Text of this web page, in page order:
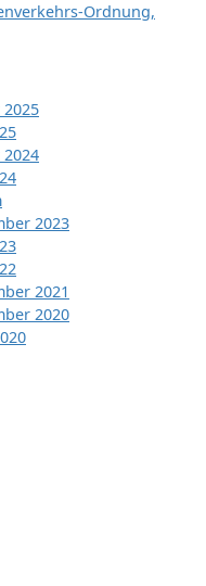
Ordnung,
2023
2021
2020